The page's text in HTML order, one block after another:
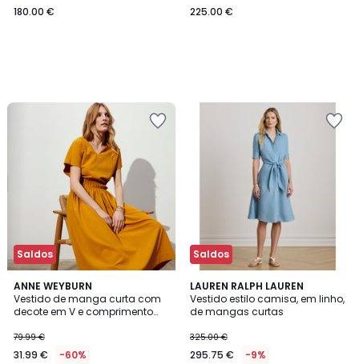
180.00 €
225.00 €
Saldos
ANNE WEYBURN
Vestido de manga curta com
decote em V e comprimento
79.99 €
31.99 € -60%
4
/
5
2
Cores
Saldos
LAUREN RALPH LAUREN
Vestido estilo camisa, em linho,
de mangas curtas
325.00 €
295.75 € -9%